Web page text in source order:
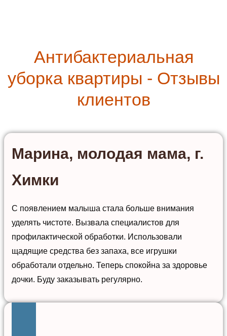
Антибактериальная
уборка квартиры - Отзывы
клиентов
Марина, молодая мама, г.
Химки
С появлением малыша стала больше внимания
уделять чистоте. Вызвала специалистов для
профилактической обработки. Использовали
щадящие средства без запаха, все игрушки
обработали отдельно. Теперь спокойна за здоровье
дочки. Буду заказывать регулярно.